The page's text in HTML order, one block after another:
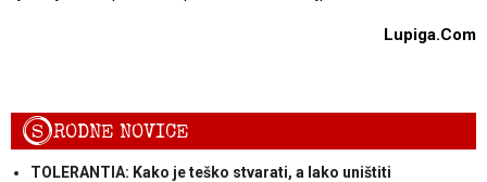
Lupiga.Com
SRODNE NOVICE
TOLERANTIA: Kako je teško stvarati, a lako uništiti